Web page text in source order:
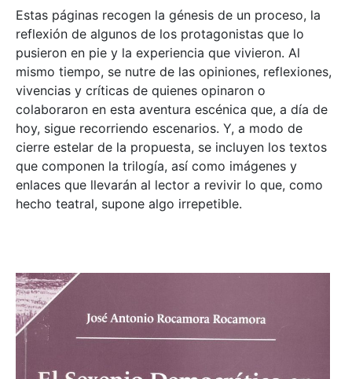
Estas páginas recogen la génesis de un proceso, la
reflexión de algunos de los protagonistas que lo
pusieron en pie y la experiencia que vivieron. Al
mismo tiempo, se nutre de las opiniones, reflexiones,
vivencias y críticas de quienes opinaron o
colaboraron en esta aventura escénica que, a día de
hoy, sigue recorriendo escenarios. Y, a modo de
cierre estelar de la propuesta, se incluyen los textos
que componen la trilogía, así como imágenes y
enlaces que llevarán al lector a revivir lo que, como
hecho teatral, supone algo irrepetible.